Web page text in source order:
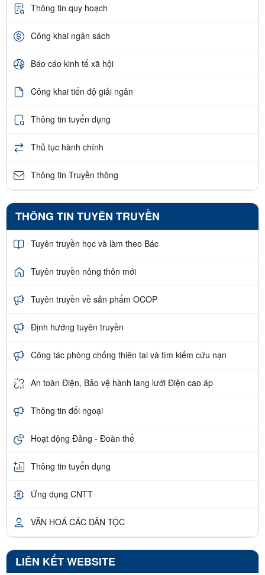
Thông tin quy hoạch
Công khai ngân sách
Báo cáo kinh tế xã hội
Công khai tiến độ giải ngân
Thông tin tuyển dụng
Thủ tục hành chính
Thông tin Truyền thông
THÔNG TIN TUYÊN TRUYỀN
Tuyên truyền học và làm theo Bác
Tuyên truyền nông thôn mới
Tuyên truyền về sản phẩm OCOP
Định hướng tuyên truyền
Công tác phòng chống thiên tai và tìm kiếm cứu nạn
An toàn Điện, Bảo vệ hành lang lưới Điện cao áp
Thông tin đối ngoại
Hoạt động Đảng - Đoàn thể
Thông tin tuyển dụng
Ứng dụng CNTT
VĂN HOÁ CÁC DÂN TỘC
LIÊN KẾT WEBSITE